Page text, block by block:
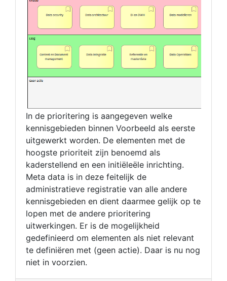
In de prioritering is aangegeven welke
kennisgebieden binnen Voorbeeld als eerste
uitgewerkt worden. De elementen met de
hoogste prioriteit zijn benoemd als
kaderstellend en een initiëleële inrichting.
Meta data is in deze feitelijk de
administratieve registratie van alle andere
kennisgebieden en dient daarmee gelijk op te
lopen met de andere prioritering
uitwerkingen. Er is de mogelijkheid
gedefinieerd om elementen als niet relevant
te definiëren met (geen actie). Daar is nu nog
niet in voorzien.